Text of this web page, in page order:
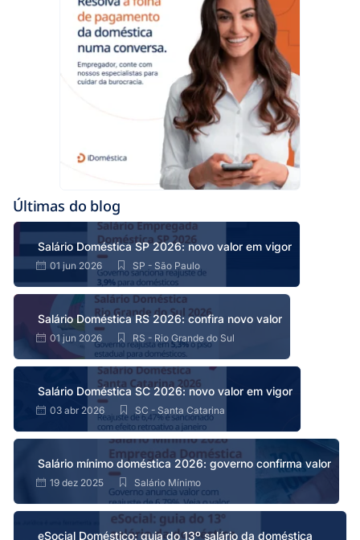
Últimas do blog
Salário Doméstica SP 2026: novo valor em vigor
01 jun 2026 SP - São Paulo
Salário Doméstica RS 2026: confira novo valor
01 jun 2026 RS - Rio Grande do Sul
Salário Doméstica SC 2026: novo valor em vigor
03 abr 2026 SC - Santa Catarina
Salário mínimo doméstica 2026: governo confirma valor
19 dez 2025 Salário Mínimo
eSocial Doméstico: guia do 13º salário da doméstica